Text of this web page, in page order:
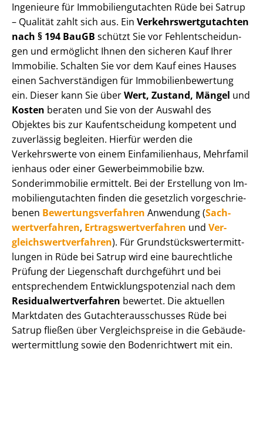
Ingenieure für Im­mo­bi­li­en­gut­ach­ten Rüde bei Satrup
– Qualität zahlt sich aus. Ein Ver­kehrs­wert­gut­ach­ten
nach § 194 BauGB schützt Sie vor Fehl­ent­schei­dun­
gen und ermöglicht Ihnen den sicheren Kauf Ihrer
Immobilie. Schalten Sie vor dem Kauf eines Hauses
einen Sach­ver­stän­di­gen für Im­mo­bi­li­en­be­wer­tung
ein. Dieser kann Sie überWert, Zustand, Mängel und
Kosten beraten und Sie von der Auswahl des
Objektes bis zur Kauf­ent­schei­dung kompetent und
zuverlässig begleiten. Hierfür werden die
Verkehrswerte von einem Einfamilienhaus, Mehr­fa­mi­l
i­en­haus oder einer Ge­wer­be­im­mo­bi­lie bzw.
Sonderimmobilie ermittelt. Bei der Erstellung von Im­
mo­bi­li­en­gut­ach­ten finden die gesetzlich vor­ge­schrie­
be­nen Be­wer­tungs­ver­fah­ren Anwendung (Sach­
wert­ver­fah­ren, Er­trags­wert­ver­fah­ren und Ver­
gleichs­wert­ver­fah­ren). Für Grund­stücks­wert­ermitt­
lun­gen in Rüde bei Satrup wird eine baurechtliche
Prüfung der Liegenschaft durchgeführt und bei
entsprechendem Ent­wick­lungs­po­ten­zi­al nach dem
Re­si­du­al­wert­ver­fah­ren bewertet. Die aktuellen
Marktdaten des Gut­ach­ter­aus­schus­ses Rüde bei
Satrup fließen über Ver­gleichs­prei­se in die Ge­bäu­de­
wert­ermitt­lung sowie den Bodenrichtwert mit ein.